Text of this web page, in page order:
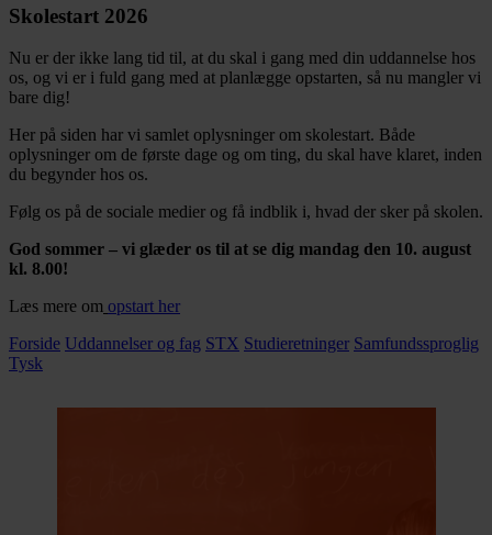
Skolestart 2026
Nu er der ikke lang tid til, at du skal i gang med din uddannelse hos
os, og vi er i fuld gang med at planlægge opstarten, så nu mangler vi
bare dig!
Her på siden har vi samlet oplysninger om skolestart. Både
oplysninger om de første dage og om ting, du skal have klaret, inden
du begynder hos os.
Følg os på de sociale medier og få indblik i, hvad der sker på skolen.
God sommer – vi glæder os til at se dig mandag den 10. august
kl. 8.00!
Læs mere om opstart her
Forside Uddannelser og fag STX Studieretninger Samfundssproglig
Tysk